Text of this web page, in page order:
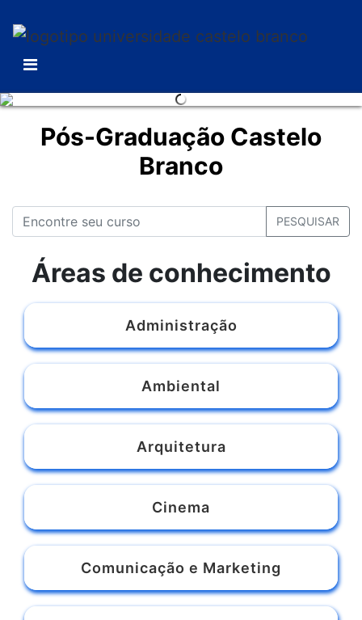
Pós-Graduação Castelo
Branco
PESQUISAR
Áreas de conhecimento
Administração
Ambiental